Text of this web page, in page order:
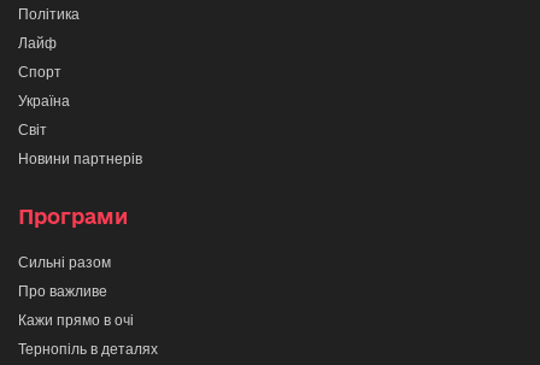
Політика
Лайф
Спорт
Україна
Світ
Новини партнерів
Програми
Сильні разом
Про важливе
Кажи прямо в очі
Тернопіль в деталях